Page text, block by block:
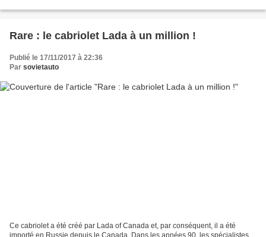
Rare : le cabriolet Lada à un million !
Publié le 17/11/2017 à 22:36
Par sovietauto
Ce cabriolet a été créé par Lada of Canada et, par conséquent, il a été
importé en Russie depuis le Canada. Dans les années 90, les spécialistes